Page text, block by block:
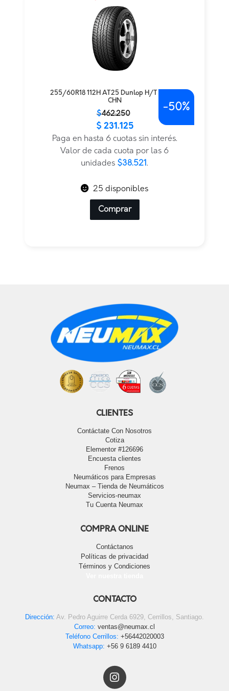
255/60R18 112H AT25 Dunlop H/T TL BLK
CHN
$462.250
original
actual
$ 231.125
Paga en hasta 6 cuotas sin interés.
Valor de cada cuota por las 6
unidades $38.521.
-50%
25 disponibles
Comprar
CLIENTES
Contáctate Con Nosotros
Cotiza
Elementor #126696
Encuesta clientes
Frenos
Neumáticos para Empresas
Neumax – Tienda de Neumáticos
Servicios-neumax
Tu Cuenta Neumax
COMPRA ONLINE
Contáctanos
Políticas de privacidad
Términos y Condiciones
CONTACTO
Dirección: Av. Pedro Aguirre Cerda 6929, Cerrillos, Santiago.
Correo: ventas@neumax.cl
Teléfono Cerrillos: +56442020003
Whatsapp: +56 9 6189 4410